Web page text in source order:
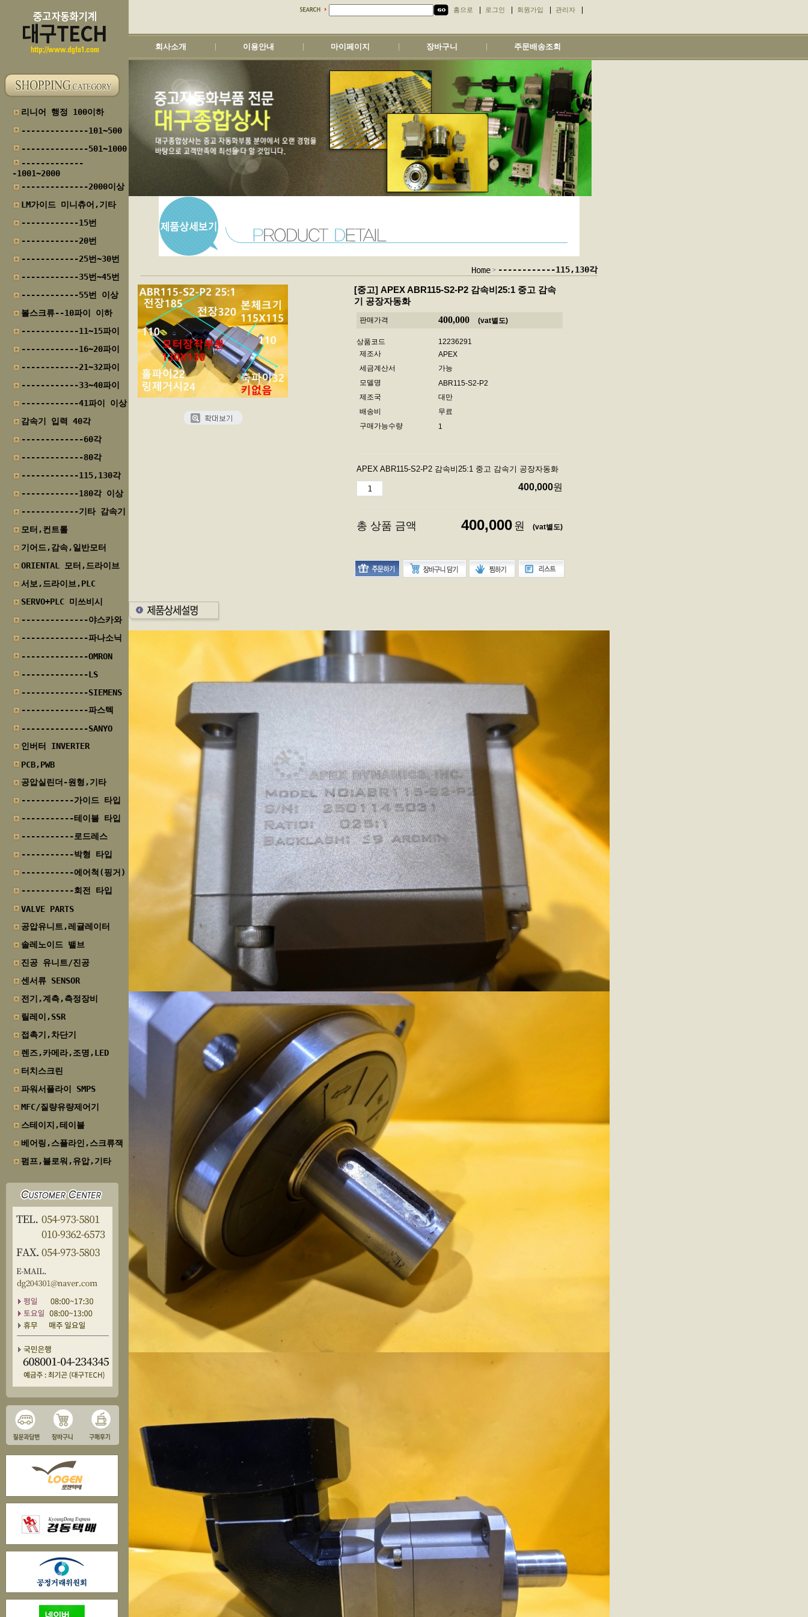
홈으로 로그인 회원가입 관리자
회사소개 이용안내 마이페이지 장바구니 주문배송조회
리니어 행정 100이하
--------------101~500
--------------501~1000
-------------
-1001~2000
--------------2000이상
LM가이드 미니츄어,기타
------------15번
------------20번
------------25번~30번
------------35번~45번
------------55번 이상
볼스크류--10파이 이하
------------11~15파이
------------16~20파이
------------21~32파이
------------33~40파이
------------41파이 이상
감속기 입력 40각
-------------60각
-------------80각
------------115,130각
------------180각 이상
------------기타 감속기
모터,컨트롤
기어드,감속,일반모터
ORIENTAL 모터,드라이브
서보,드라이브,PLC
SERVO+PLC 미쓰비시
--------------야스카와
--------------파나소닉
--------------OMRON
--------------LS
--------------SIEMENS
--------------파스텍
--------------SANYO
인버터 INVERTER
PCB,PWB
공압실린더-원형,기타
-----------가이드 타입
-----------테이블 타입
-----------로드레스
-----------박형 타입
-----------에어척(핑거)
-----------회전 타입
VALVE PARTS
공압유니트,레귤레이터
솔레노이드 밸브
진공 유니트/진공
센서류 SENSOR
전기,계측,측정장비
릴레이,SSR
접촉기,차단기
렌즈,카메라,조명,LED
터치스크린
파워서플라이 SMPS
MFC/질량유량제어기
스테이지,테이블
베어링,스플라인,스크류잭
펌프,블로워,유압,기타
Home > ------------115,130각
[중고] APEX ABR115-S2-P2 감속비25:1 중고 감속
기 공장자동화
판매가격 400,000 (vat별도)
상품코드
12236291
제조사
APEX
세금계산서
가능
모델명
ABR115-S2-P2
제조국
대만
배송비
무료
구매가능수량
1
APEX ABR115-S2-P2 감속비25:1 중고 감속기 공장자동화
400,000원
총 상품 금액 400,000 원 (vat별도)